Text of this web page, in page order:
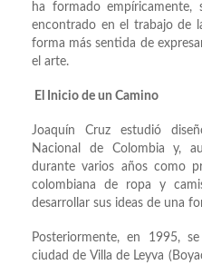
ha formado
encontrado en el trabajo de
forma más sentida de
el arte.
El Inicio de un Camino
Joaquín Cruz estudió
Nacional de Colombia y,
durante varios años como
colombiana de ropa y
desarrollar sus ideas de una
Posteriormente, en 1995,
ciudad de Villa de Leyva